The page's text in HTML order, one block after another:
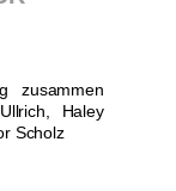
zusammen
Haley
Scholz